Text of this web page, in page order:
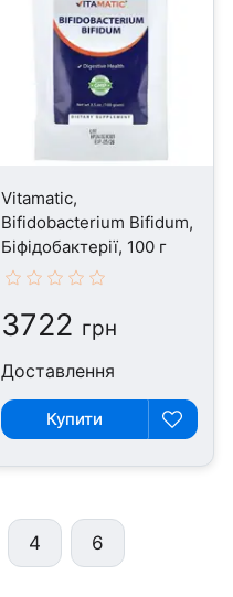
Vitamatic,
Bifidobacterium Bifidum,
Біфідобактерії, 100 г
3722 грн
Доставлення
Купити
4 6